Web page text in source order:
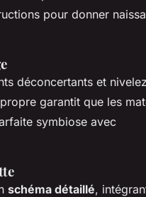
pour donner
déconcertants et
garantit que les
symbiose avec
schéma détaillé,